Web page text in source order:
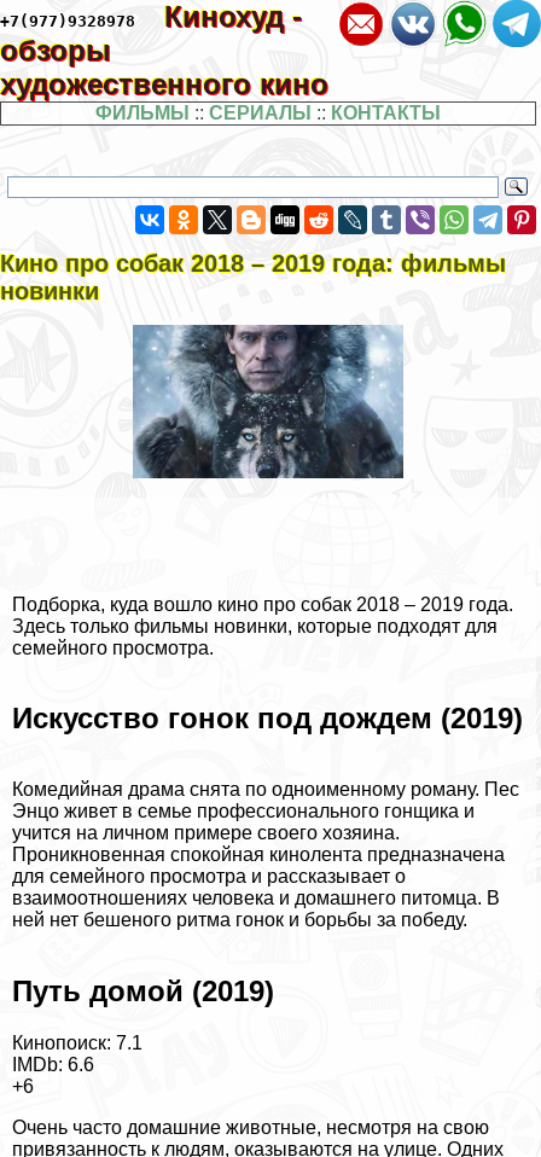
+7(977)9328978
Кинохуд -
обзоры
художественного кино
ФИЛЬМЫ :: СЕРИАЛЫ :: КОНТАКТЫ
Кино про собак 2018 – 2019 года: фильмы
новинки
Подборка, куда вошло кино про собак 2018 – 2019 года.
Здесь только фильмы новинки, которые подходят для
семейного просмотра.
Искусство гонок под дождем (2019)
Комедийная драма снята по одноименному роману. Пес
Энцо живет в семье профессионального гонщика и
учится на личном примере своего хозяина.
Проникновенная спокойная кинолента предназначена
для семейного просмотра и рассказывает о
взаимоотношениях человека и домашнего питомца. В
ней нет бешеного ритма гонок и борьбы за победу.
Путь домой (2019)
Кинопоиск: 7.1
IMDb: 6.6
+6
Очень часто домашние животные, несмотря на свою
привязанность к людям, оказываются на улице. Одних